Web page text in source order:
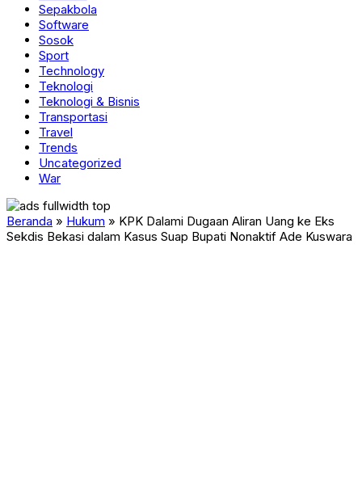
Sepakbola
Software
Sosok
Sport
Technology
Teknologi
Teknologi & Bisnis
Transportasi
Travel
Trends
Uncategorized
War
Beranda » Hukum » KPK Dalami Dugaan Aliran Uang ke Eks
Sekdis Bekasi dalam Kasus Suap Bupati Nonaktif Ade Kuswara